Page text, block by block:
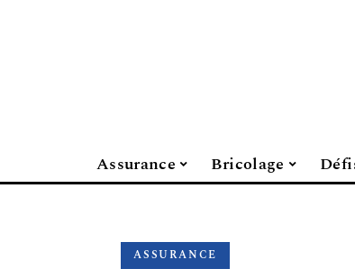
Assurance Bricolage
ASSURANCE